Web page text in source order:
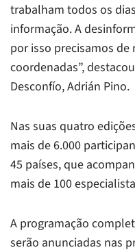
trabalham todos os
informação. A
por isso precisamos de
coordenadas”,
Desconfío, Adrián Pino.
Nas suas quatro
mais de 6.000
45 países, que
mais de 100
A programação
serão anunciadas nas